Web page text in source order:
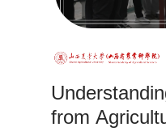
from